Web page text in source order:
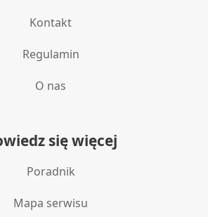
Kontakt
Regulamin
O nas
się więcej
Poradnik
Mapa serwisu